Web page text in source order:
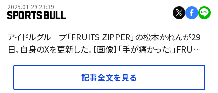
2025.01.29 23:39
アイドルグループ「FRUITS ZIPPER」の松本かれんが29
日、自身のXを更新した。【画像】「手が痛かった❕」FRU…
記事全文を見る